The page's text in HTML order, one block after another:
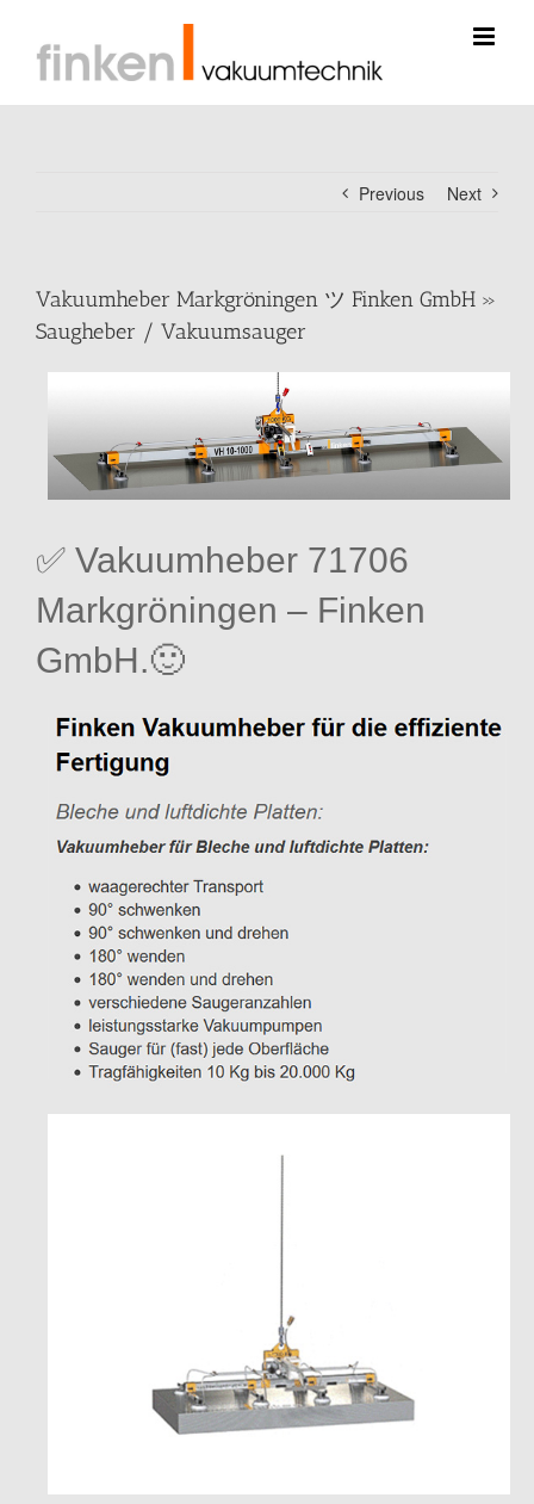
content
Previous Next
Vakuumheber Markgröningen ツ Finken GmbH »
Saugheber / Vakuumsauger
✅ Vakuumheber 71706
Markgröningen – Finken
GmbH.🙂